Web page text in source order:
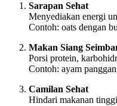
Sarapan Sehat
Menyediakan energi
Contoh: oats dengan
Makan Siang
Porsi protein,
Contoh: ayam
Camilan Sehat
Hindari makanan